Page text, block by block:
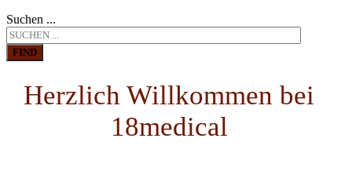
Suchen ...
FIND
Herzlich Willkommen bei
18medical